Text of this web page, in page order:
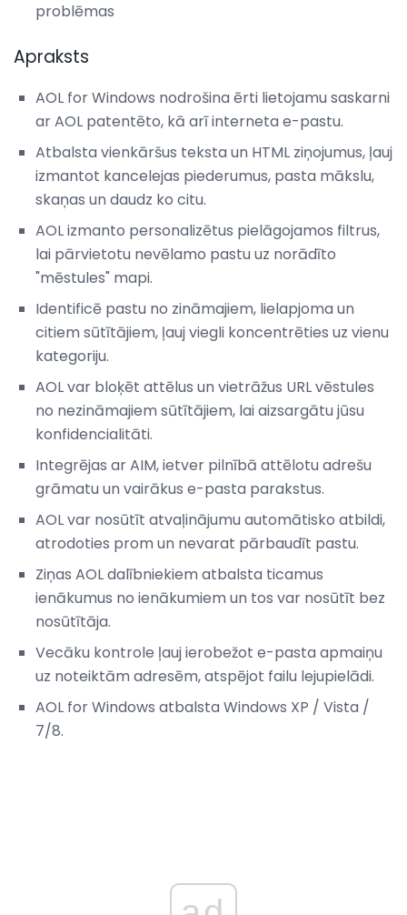
problēmas
Apraksts
AOL for Windows nodrošina ērti lietojamu saskarni
ar AOL patentēto, kā arī interneta e-pastu.
Atbalsta vienkāršus teksta un HTML ziņojumus, ļauj
izmantot kancelejas piederumus, pasta mākslu,
skaņas un daudz ko citu.
AOL izmanto personalizētus pielāgojamos filtrus,
lai pārvietotu nevēlamo pastu uz norādīto
"mēstules" mapi.
Identificē pastu no zināmajiem, lielapjoma un
citiem sūtītājiem, ļauj viegli koncentrēties uz vienu
kategoriju.
AOL var bloķēt attēlus un vietrāžus URL vēstules
no nezināmajiem sūtītājiem, lai aizsargātu jūsu
konfidencialitāti.
Integrējas ar AIM, ietver pilnībā attēlotu adrešu
grāmatu un vairākus e-pasta parakstus.
AOL var nosūtīt atvaļinājumu automātisko atbildi,
atrodoties prom un nevarat pārbaudīt pastu.
Ziņas AOL dalībniekiem atbalsta ticamus
ienākumus no ienākumiem un tos var nosūtīt bez
nosūtītāja.
Vecāku kontrole ļauj ierobežot e-pasta apmaiņu
uz noteiktām adresēm, atspējot failu lejupielādi.
AOL for Windows atbalsta Windows XP / Vista /
7/8.